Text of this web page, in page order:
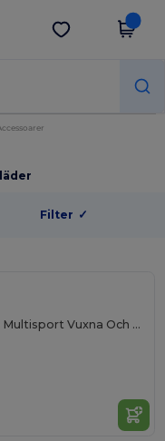
Hämta app
Filter ✓
Lätt Mesh Chasuble Multisport Vuxna Och Barn